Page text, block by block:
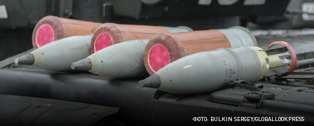
ФОТО: BULKIN SERGEY/GLOBALLOOKPRESS